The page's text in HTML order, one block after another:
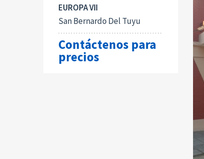
EUROPA VII
San Bernardo Del Tuyu
Contáctenos para
precios